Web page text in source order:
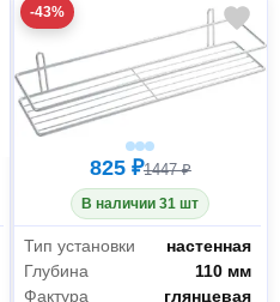
-43%
825 ₽1447 ₽
В наличии 31 шт
Тип установки
настенная
Глубина
110 мм
Фактура
глянцевая